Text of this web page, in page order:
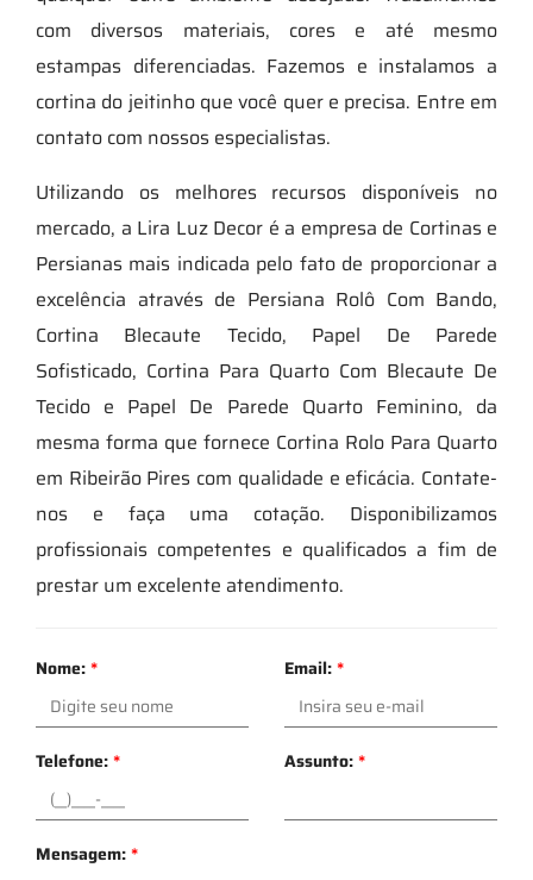
com diversos materiais, cores e até mesmo
estampas diferenciadas. Fazemos e instalamos a
cortina do jeitinho que você quer e precisa. Entre em
contato com nossos especialistas.
Utilizando os melhores recursos disponíveis no
mercado, a Lira Luz Decor é a empresa de Cortinas e
Persianas mais indicada pelo fato de proporcionar a
excelência através de Persiana Rolô Com Bando,
Cortina Blecaute Tecido, Papel De Parede
Sofisticado, Cortina Para Quarto Com Blecaute De
Tecido e Papel De Parede Quarto Feminino, da
mesma forma que fornece Cortina Rolo Para Quarto
em Ribeirão Pires com qualidade e eficácia. Contate-
nos e faça uma cotação. Disponibilizamos
profissionais competentes e qualificados a fim de
prestar um excelente atendimento.
Nome:* Email:*
Telefone:* Assunto:*
Mensagem:*